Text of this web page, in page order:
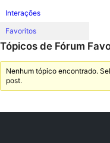
Interações
Favoritos
Tópicos de Fórum
Nenhum tópico encontrado.
post.